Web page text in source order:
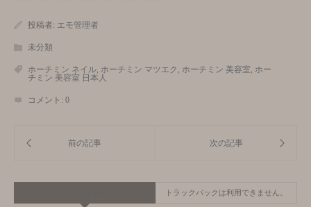
投稿者: エモ管理者
未分類
ホーチミン ネイル, ホーチミン マツエク , ホーチミン 美容室, ホー
チミン 美容室 日本人
コメント: 0
トラックバックは利用できません。